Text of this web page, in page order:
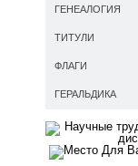
ГЕНЕАЛОГИЯ
ТИТУЛИ
ФЛАГИ
ГЕРАЛЬДИКА